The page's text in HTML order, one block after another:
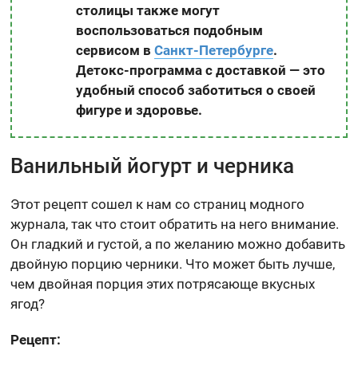
столицы также могут
воспользоваться подобным
сервисом вСанкт-Петербурге.
Детокс-программа с доставкой — это
удобный способ заботиться о своей
фигуре и здоровье.
Ванильный йогурт и черника
Этот рецепт сошел к нам со страниц модного
журнала, так что стоит обратить на него внимание.
Он гладкий и густой, а по желанию можно добавить
двойную порцию черники. Что может быть лучше,
чем двойная порция этих потрясающе вкусных
ягод?
Рецепт: